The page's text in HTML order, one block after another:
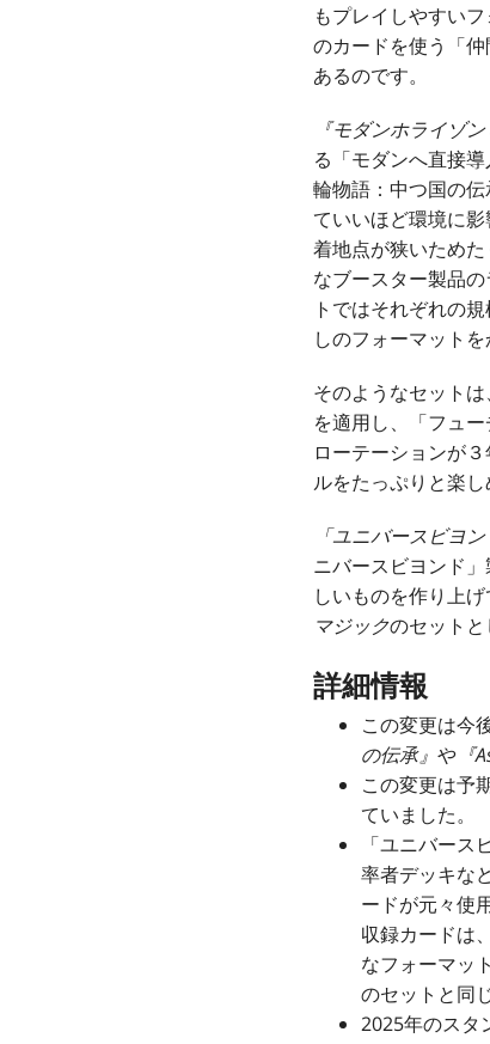
もプレイしやすい
のカードを使う「
あるのです。
『モダンホライゾン
る「モダンへ直接
輪物語：中つ国の
ていいほど環境に
着地点が狭いため
なブースター製品
トではそれぞれの
しのフォーマット
そのようなセット
を適用し、「フュ
ローテーションが
ルをたっぷりと楽し
「ユニバースビヨン
ニバースビヨンド」
しいものを作り上
マジックのセット
詳細情報
この変更は今
の伝承』 や 『
この変更は予
ていました。
「ユニバー
率者デッキな
ードが元々使
収録カードは
なフォーマッ
のセットと同
2025年のスタ